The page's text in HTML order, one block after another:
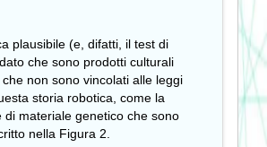
plausibile (e, difatti, il test di
che sono prodotti culturali
non sono vincolati alle leggi
storia robotica, come la
materiale genetico che sono
nella Figura 2.